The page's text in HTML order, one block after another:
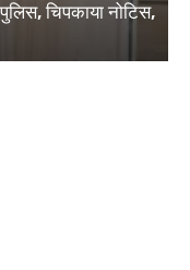
चिपकाया नोटिस,